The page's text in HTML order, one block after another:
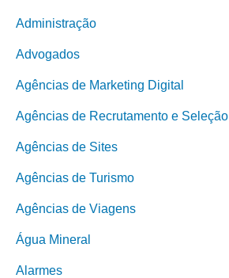
Administração
Advogados
Agências de Marketing Digital
Agências de Recrutamento e Seleção
Agências de Sites
Agências de Turismo
Agências de Viagens
Água Mineral
Alarmes